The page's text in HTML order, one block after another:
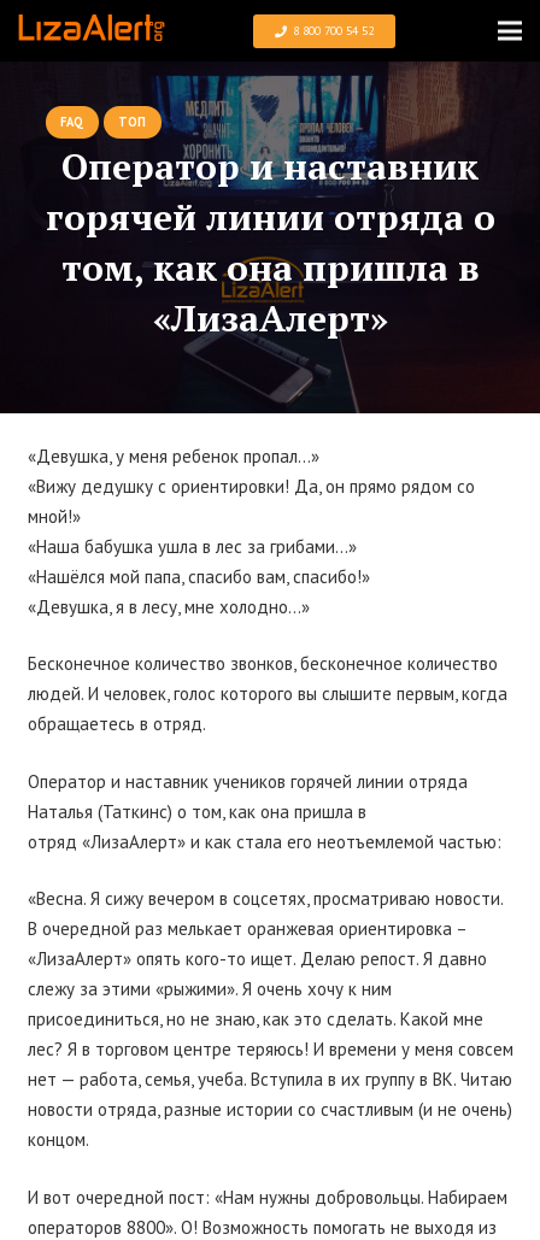
8 800 700 54 52
FAQ ТОП
Оператор и наставник
горячей линии отряда о
том, как она пришла в
«ЛизаАлерт»
«Девушка, у меня ребенок пропал…»
«Вижу дедушку с ориентировки! Да, он прямо рядом со
мной!»
«Наша бабушка ушла в лес за грибами…»
«Нашёлся мой папа, спасибо вам, спасибо!»
«Девушка, я в лесу, мне холодно…»
Бесконечное количество звонков, бесконечное количество
людей. И человек, голос которого вы слышите первым, когда
обращаетесь в отряд.
Оператор и наставник учеников горячей линии отряда
Наталья (Таткинс) о том, как она пришла в
отряд «ЛизаАлерт»и как стала его неотъемлемой частью:
«Весна. Я сижу вечером в соцсетях, просматриваю новости.
В очередной раз мелькает оранжевая ориентировка –
«ЛизаАлерт» опять кого-то ищет. Делаю репост. Я давно
слежу за этими «рыжими». Я очень хочу к ним
присоединиться, но не знаю, как это сделать. Какой мне
лес? Я в торговом центре теряюсь! И времени у меня совсем
нет — работа, семья, учеба. Вступила в их группу в ВК. Читаю
новости отряда, разные истории со счастливым (и не очень)
концом.
И вот очередной пост: «Нам нужны добровольцы. Набираем
операторов 8800». О! Возможность помогать не выходя из